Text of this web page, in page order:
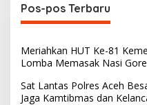
Pos-pos Terbaru
Meriahkan HUT Ke-81
Lomba Memasak Nasi
Sat Lantas Polres Aceh
Jaga Kamtibmas dan